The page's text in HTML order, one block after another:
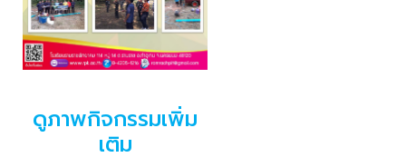
ดูภาพกิจกรรมเพิ่ม
เติม